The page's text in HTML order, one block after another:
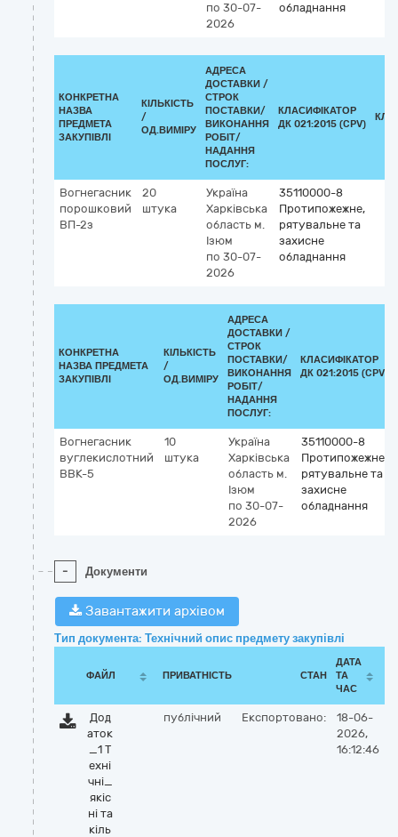
по 30-07-
2026
обладнання
КОНКРЕТНА
НАЗВА
ПРЕДМЕТА
ЗАКУПІВЛІ
КІЛЬКІСТЬ
/
ОД.ВИМІРУ
АДРЕСА
ДОСТАВКИ /
СТРОК
ПОСТАВКИ/
ВИКОНАННЯ
РОБІТ/
НАДАННЯ
ПОСЛУГ:
КЛАСИФІКАТОР
ДК 021:2015 (CPV)
Вогнегасник
порошковий
ВП-2з
20
штука
Україна
Харківська
область м.
Ізюм
по 30-07-
2026
35110000-8
Протипожежне,
рятувальне та
захисне
обладнання
КОНКРЕТНА
НАЗВА ПРЕДМЕТА
ЗАКУПІВЛІ
КІЛЬКІСТЬ
/
ОД.ВИМІРУ
АДРЕСА
ДОСТАВКИ /
СТРОК
ПОСТАВКИ/
ВИКОНАННЯ
РОБІТ/
НАДАННЯ
ПОСЛУГ:
КЛАСИФІКАТОР
ДК 021:2015 (CPV)
Вогнегасник
вуглекислотний
ВВК-5
10
штука
Україна
Харківська
область м.
Ізюм
по 30-07-
2026
35110000-8
Протипожежне,
рятувальне та
захисне
обладнання
- Документи
Завантажити архівом
Тип документа: Технічний опис предмету закупівлі
ФАЙЛ ПРИВАТНІСТЬ СТАН
ДАТА
ТА
ЧАС
Дод
аток
_1 Т
ехні
чні_
якіс
ні та
кіль
публічний Експортовано:
18-06-
2026,
16:12:46